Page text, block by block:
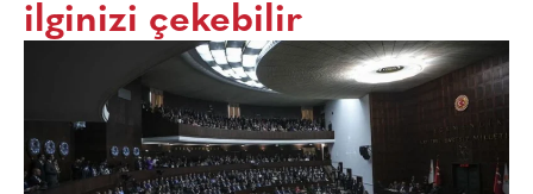
ilginizi çekebilir